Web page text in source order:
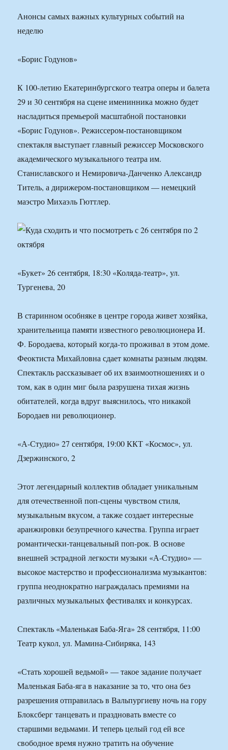
Анонсы самых важных культурных событий на
неделю
«Борис Годунов»
К 100-летию Екатеринбургского театра оперы и балета
29 и 30 сентября на сцене именинника можно будет
насладиться премьерой масштабной постановки
«Борис Годунов». Режиссером-постановщиком
спектакля выступает главный режиссер Московского
академического музыкального театра им.
Станиславского и Немировича-Данченко Александр
Титель, а дирижером-постановщиком — немецкий
маэстро Михаэль Гюттлер.
«Букет» 26 сентября, 18:30 «Коляда-театр», ул.
Тургенева, 20
В старинном особняке в центре города живет хозяйка,
хранительница памяти известного революционера И.
Ф. Бородаева, который когда-то проживал в этом доме.
Феоктиста Михайловна сдает комнаты разным людям.
Спектакль рассказывает об их взаимоотношениях и о
том, как в один миг была разрушена тихая жизнь
обитателей, когда вдруг выяснилось, что никакой
Бородаев ни революционер.
«А-Студио» 27 сентября, 19:00 ККТ «Космос», ул.
Дзержинского, 2
Этот легендарный коллектив обладает уникальным
для отечественной поп-сцены чувством стиля,
музыкальным вкусом, а также создает интересные
аранжировки безупречного качества. Группа играет
романтически-танцевальный поп-рок. В основе
внешней эстрадной легкости музыки «А-Студио» —
высокое мастерство и профессионализма музыкантов:
группа неоднократно награждалась премиями на
различных музыкальных фестивалях и конкурсах.
Спектакль «Маленькая Баба-Яга» 28 сентября, 11:00
Театр кукол, ул. Мамина-Сибиряка, 143
«Стать хорошей ведьмой» — такое задание получает
Маленькая Баба-яга в наказание за то, что она без
разрешения отправилась в Вальпургиеву ночь на гору
Блоксберг танцевать и праздновать вместе со
старшими ведьмами. И теперь целый год ей все
свободное время нужно тратить на обучение